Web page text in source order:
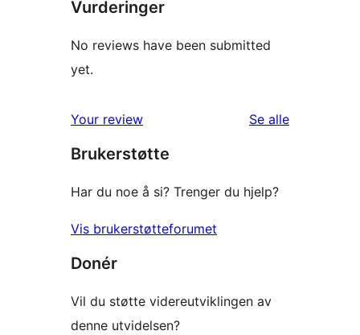
Vurderinger
No reviews have been submitted
yet.
Your review Se alleomtalene
Brukerstøtte
Har du noe å si? Trenger du hjelp?
Vis brukerstøtteforumet
Donér
Vil du støtte videreutviklingen av
denne utvidelsen?